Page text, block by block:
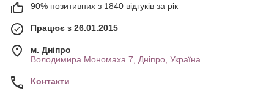
90% позитивних з 1840 відгуків за рік
Працює з 26.01.2015
м. Дніпро
Володимира Мономаха 7, Дніпро, Україна
Контакти